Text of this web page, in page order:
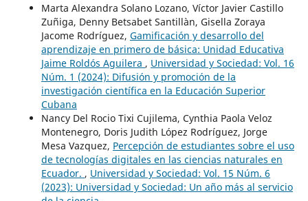
Marta Alexandra Solano Lozano, Víctor Javier Castillo
Zuñiga, Denny Betsabet Santillàn, Gisella Zoraya
Jacome Rodríguez, Gamificación y desarrollo del
aprendizaje en primero de básica: Unidad Educativa
Jaime Roldós Aguilera , Universidad y Sociedad: Vol. 16
Núm. 1 (2024): Difusión y promoción de la
investigación científica en la Educación Superior
Cubana
Nancy Del Rocio Tixi Cujilema, Cynthia Paola Veloz
Montenegro, Doris Judith López Rodríguez, Jorge
Mesa Vazquez, Percepción de estudiantes sobre el uso
de tecnologías digitales en las ciencias naturales en
Ecuador. , Universidad y Sociedad: Vol. 15 Núm. 6
(2023): Universidad y Sociedad: Un año más al servicio